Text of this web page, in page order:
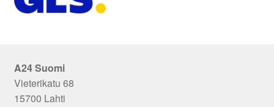
A24 Suomi
Vieterikatu 68
15700 Lahti